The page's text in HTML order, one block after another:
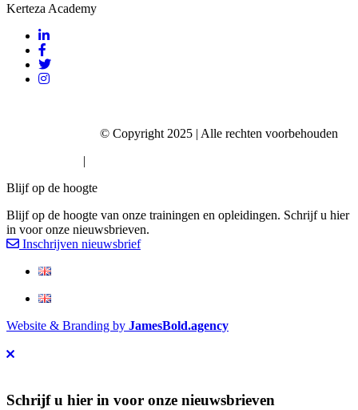
Kerteza Academy
© Copyright 2025 | Alle rechten voorbehouden
|
Blijf op de hoogte
Blijf op de hoogte van onze trainingen en opleidingen. Schrijf u hier
in voor onze nieuwsbrieven.
Inschrijven nieuwsbrief
Website & Branding by JamesBold.agency
Schrijf u hier in voor onze nieuwsbrieven